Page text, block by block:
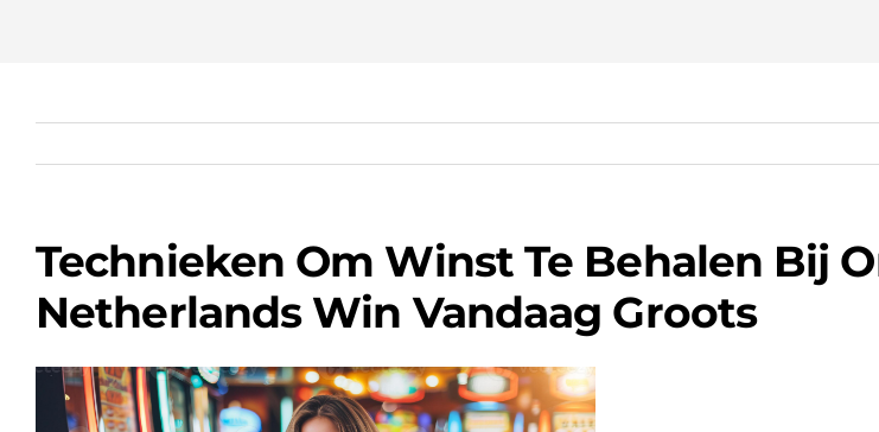
Technieken Om Winst Te Behalen Bij
Netherlands Win Vandaag Groots